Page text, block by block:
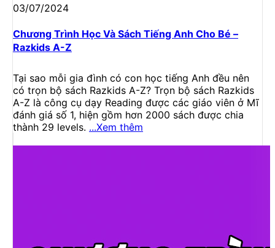
03/07/2024
Chương Trình Học Và Sách Tiếng Anh Cho Bé –
Razkids A-Z
Tại sao mỗi gia đình có con học tiếng Anh đều nên
có trọn bộ sách Razkids A-Z? Trọn bộ sách Razkids
A-Z là công cụ dạy Reading được các giáo viên ở Mĩ
đánh giá số 1, hiện gồm hơn 2000 sách được chia
thành 29 levels. ...Xem thêm